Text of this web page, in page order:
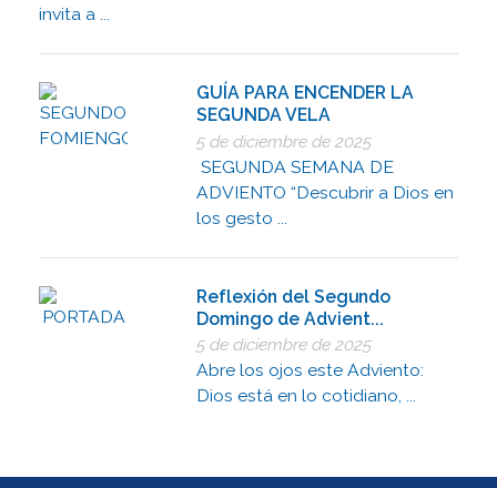
invita a ...
GUÍA PARA ENCENDER LA
SEGUNDA VELA
5 de diciembre de 2025
SEGUNDA SEMANA DE
ADVIENTO “Descubrir a Dios en
los gesto ...
Reflexión del Segundo
Domingo de Advient...
5 de diciembre de 2025
Abre los ojos este Adviento:
Dios está en lo cotidiano, ...